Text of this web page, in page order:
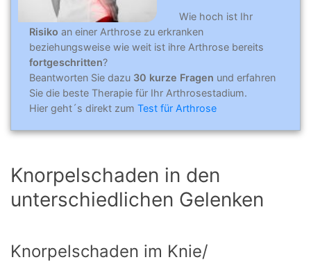
Wie hoch ist Ihr
Risiko an einer Arthrose zu erkranken
beziehungsweise wie weit ist ihre Arthrose bereits
fortgeschritten?
Beantworten Sie dazu 30 kurze Fragen und erfahren
Sie die beste Therapie für Ihr Arthrosestadium.
Hier geht´s direkt zum Test für Arthrose
Knorpelschaden in den
unterschiedlichen Gelenken
Knorpelschaden im Knie/